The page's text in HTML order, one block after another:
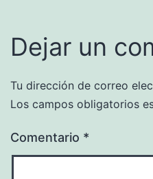
Dejar un
Tu dirección de correo
Los campos obligatorios
Comentario *